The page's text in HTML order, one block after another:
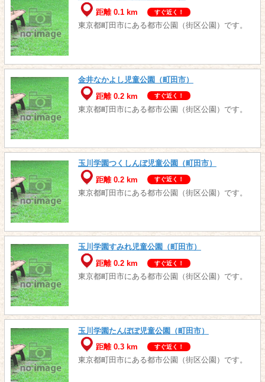
距離 0.1 km
すぐ近く！
東京都町田市にある都市公園（街区公園）です。
金井なかよし児童公園（町田市）
距離 0.2 km
すぐ近く！
東京都町田市にある都市公園（街区公園）です。
玉川学園つくしんぼ児童公園（町田市）
距離 0.2 km
すぐ近く！
東京都町田市にある都市公園（街区公園）です。
玉川学園すみれ児童公園（町田市）
距離 0.2 km
すぐ近く！
東京都町田市にある都市公園（街区公園）です。
玉川学園たんぽぽ児童公園（町田市）
距離 0.3 km
すぐ近く！
東京都町田市にある都市公園（街区公園）です。